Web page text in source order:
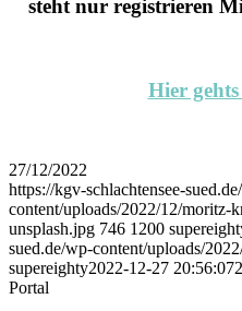
steht nur registrieren
Hier
27/12/2022
https://kgv-schlachtensee-
content/uploads/2022/12/
unsplash.jpg 746 1200
sued.de/wp-content/uploads/
supereighty2022-12-27 20:56:07
Portal